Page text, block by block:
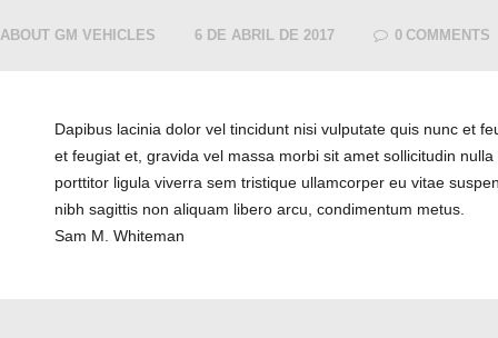
ABOUT GM VEHICLES 6 DE ABRIL DE 2017 0 COMMENTS
Dapibus lacinia dolor vel tincidunt nisi vulputate quis nunc et
et feugiat et, gravida vel massa morbi sit amet sollicitudin
porttitor ligula viverra sem tristique ullamcorper eu vitae
nibh sagittis non aliquam libero arcu, condimentum metus.
Sam M. Whiteman